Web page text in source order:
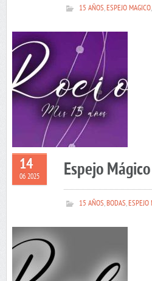
15 AÑOS,ESPEJO MAGICO,
14
06 2025 Espejo
15 AÑOS,BODAS,ESPEJO